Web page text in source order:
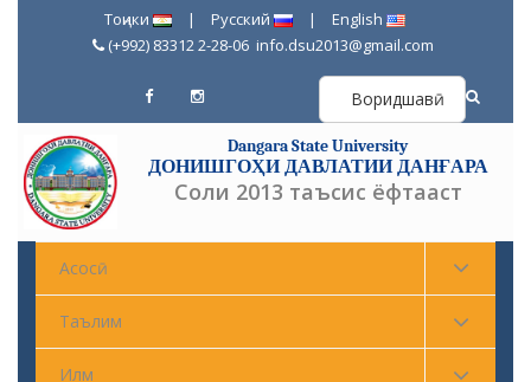
Тоҷики | Русский |
English
(+992) 83312 2-28-06 info.dsu2013@gmail.com
Воридшавӣ
Dangara State University
ДОНИШГОҲИ ДАВЛАТИИ ДАНҒАРА
Соли 2013 таъсис ёфтааст
Асосӣ
Таълим
Илм